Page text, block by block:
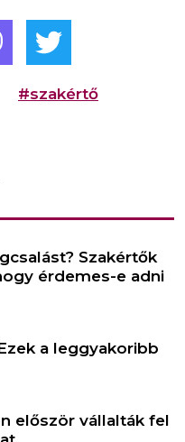
#szakértő
Szakértők
érdemes-e adni
a leggyakoribb
először vállalták fel